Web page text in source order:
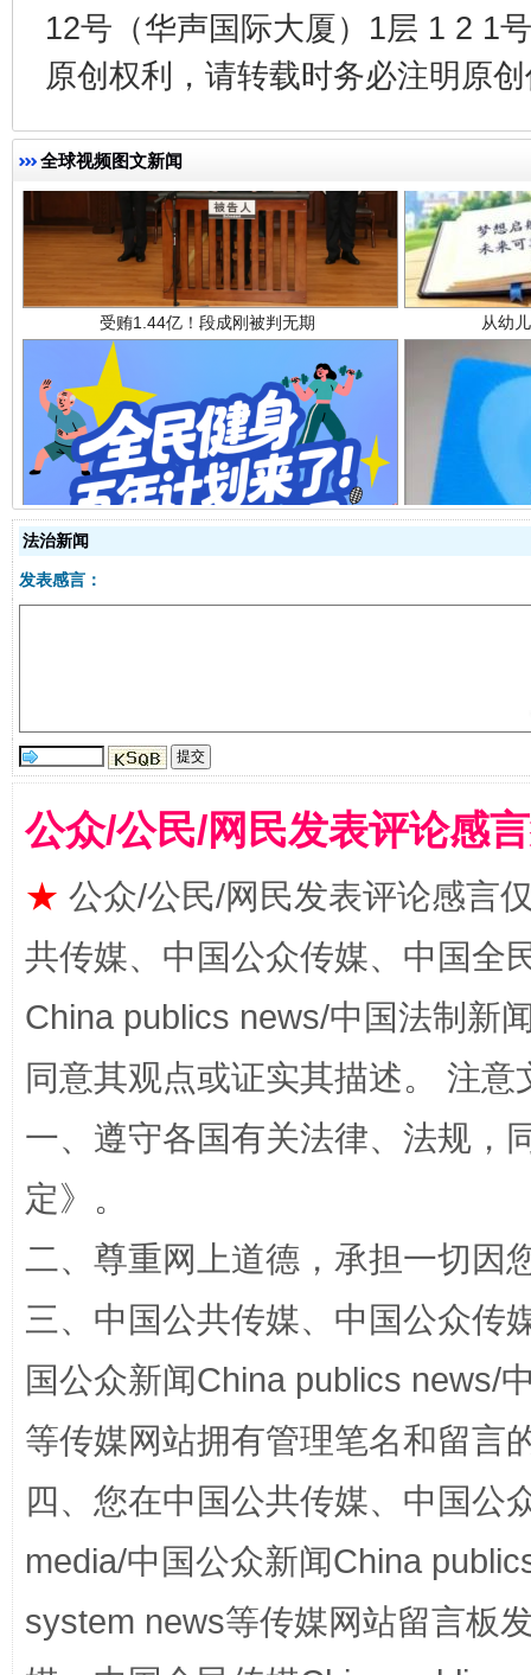
12号（华声国际大厦）1层 1 2 1
原创权利，请转载时务必注明原
全球视频图文新闻
全民健身五年计划来了！等你上场
阿坝州三大球赛在茂县开幕 规模
国家大学科技园优化重塑工作
扯下公款旅游的“隐身衣” 如何以
法治新闻
发表感言：
公众/公民/网民发表评论感
★ 公众/公民/网民发表评论感言
共传媒、中国公众传媒、中国全
China publics news/中国法制新
同意其观点或证实其描述。 注
一、遵守各国有关法律、法规，
定》。
二、尊重网上道德，承担一切因
三、中国公共传媒、中国公众传
国公众新闻China publics news/
等传媒网站拥有管理笔名和留言
四、您在中国公共传媒、中国公
media/中国公众新闻China
system news等传媒网站留言板